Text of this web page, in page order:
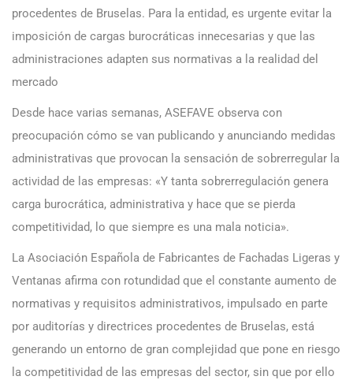
procedentes de Bruselas. Para la entidad, es urgente evitar la
imposición de cargas burocráticas innecesarias y que las
administraciones adapten sus normativas a la realidad del
mercado
Desde hace varias semanas, ASEFAVE observa con
preocupación cómo se van publicando y anunciando medidas
administrativas que provocan la sensación de sobrerregular la
actividad de las empresas: «Y tanta sobrerregulación genera
carga burocrática, administrativa y hace que se pierda
competitividad, lo que siempre es una mala noticia».
La Asociación Española de Fabricantes de Fachadas Ligeras y
Ventanas afirma con rotundidad que el constante aumento de
normativas y requisitos administrativos, impulsado en parte
por auditorías y directrices procedentes de Bruselas, está
generando un entorno de gran complejidad que pone en riesgo
la competitividad de las empresas del sector, sin que por ello